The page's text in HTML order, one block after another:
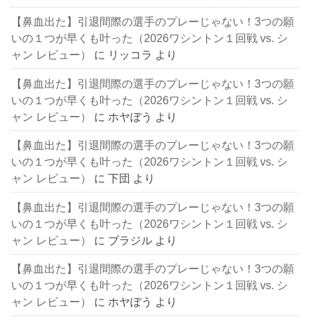
【鼻血出た】引退間際の選手のプレーじゃない！3つの願
いの１つが早くも叶った（2026ワシントン１回戦 vs. シ
ャン レビュー）
に リッコラ より
【鼻血出た】引退間際の選手のプレーじゃない！3つの願
いの１つが早くも叶った（2026ワシントン１回戦 vs. シ
ャン レビュー）
に ホヤぼう より
【鼻血出た】引退間際の選手のプレーじゃない！3つの願
いの１つが早くも叶った（2026ワシントン１回戦 vs. シ
ャン レビュー）
に下団 より
【鼻血出た】引退間際の選手のプレーじゃない！3つの願
いの１つが早くも叶った（2026ワシントン１回戦 vs. シ
ャン レビュー）
に ブラジル より
【鼻血出た】引退間際の選手のプレーじゃない！3つの願
いの１つが早くも叶った（2026ワシントン１回戦 vs. シ
ャン レビュー）
に ホヤぼう より